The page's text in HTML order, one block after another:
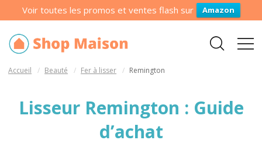
Voir toutes les promos et ventes flash sur Amazon
Accueil Beauté Fer à lisser Remington
Lisseur Remington : Guide
d’achat